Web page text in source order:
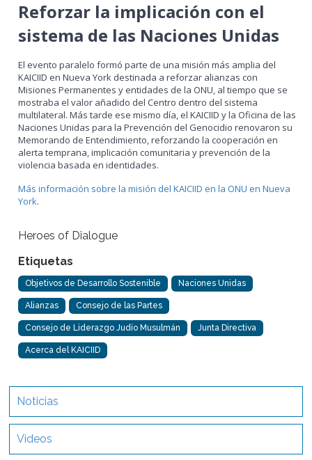
Reforzar la implicación con el
sistema de las Naciones Unidas
El evento paralelo formó parte de una misión más amplia del
KAICIID en Nueva York destinada a reforzar alianzas con
Misiones Permanentes y entidades de la ONU, al tiempo que se
mostraba el valor añadido del Centro dentro del sistema
multilateral. Más tarde ese mismo día, el KAICIID y la Oficina de las
Naciones Unidas para la Prevención del Genocidio renovaron su
Memorando de Entendimiento, reforzando la cooperación en
alerta temprana, implicación comunitaria y prevención de la
violencia basada en identidades.
Más información sobre la misión del KAICIID en la ONU en Nueva
York.
Heroes of Dialogue
Etiquetas
Objetivos de Desarrollo Sostenible Naciones Unidas
Alianzas Consejo de las Partes
Consejo de Liderazgo Judío Musulmán Junta Directiva
Acerca del KAICIID
Noticias
Videos